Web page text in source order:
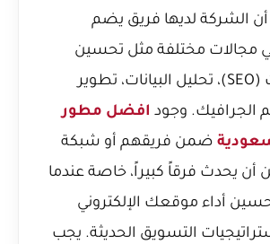
أن الشركة لديها فريق يضم
مختلفة مثل تحسين
(SEO)، تحليل البيانات، تطوير
الجرافيك. وجود افضل مطور
ضمن فريقهم أو شبكة
يحدث فرقاً كبيراً، خاصة عندما
أداء موقعك الإلكتروني
التسويق الحديثة. يجب